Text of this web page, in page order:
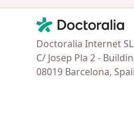
Contacto
Doctoralia - Página de inicio
Doctoralia Internet SL
C/ Josep Pla 2 -
08019 Barcelona,